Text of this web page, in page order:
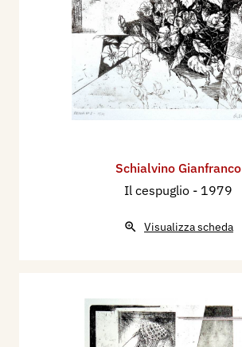
Schialvino ​Gianfranco
Il cespuglio - 1979
Visualizza scheda